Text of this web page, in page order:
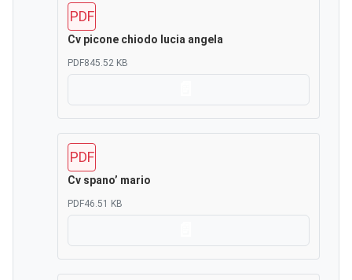
PDF
Cv picone chiodo lucia angela
PDF845.52 KB
PDF
Cv spano’ mario
PDF46.51 KB